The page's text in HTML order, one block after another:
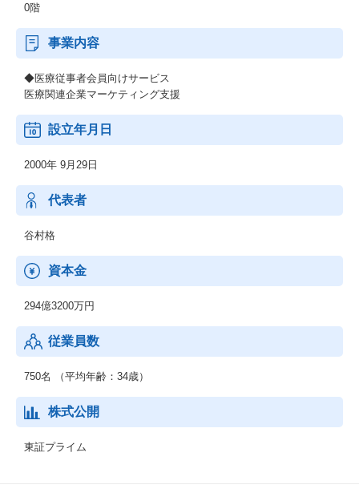
0階
事業内容
◆医療従事者会員向けサービス
医療関連企業マーケティング支援
設立年月日
2000年 9月29日
代表者
谷村格
資本金
294億3200万円
従業員数
750名 （平均年齢：34歳）
株式公開
東証プライム